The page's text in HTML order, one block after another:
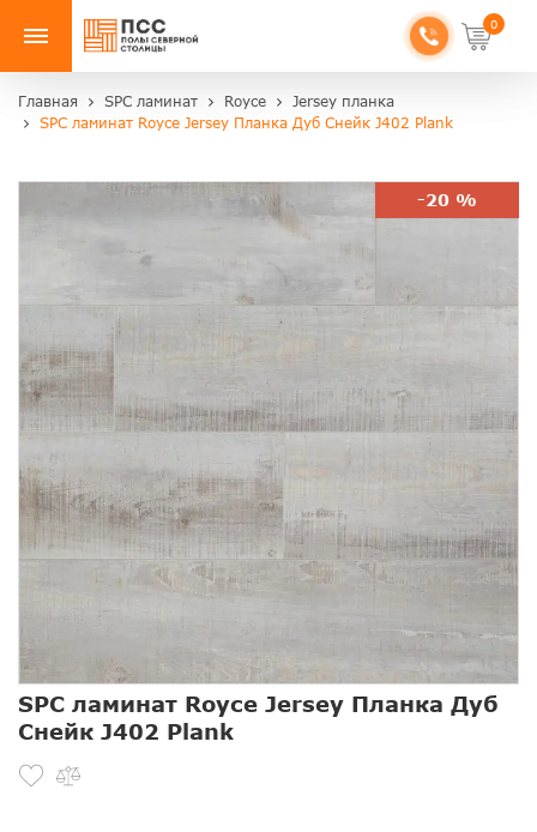
0
Главная SPC ламинат Royce
Jersey планка
SPC ламинат Royce Jersey Планка Дуб Снейк J402 Plank
-20 %
SPC ламинат Royce Jersey Планка Дуб
Снейк J402 Plank